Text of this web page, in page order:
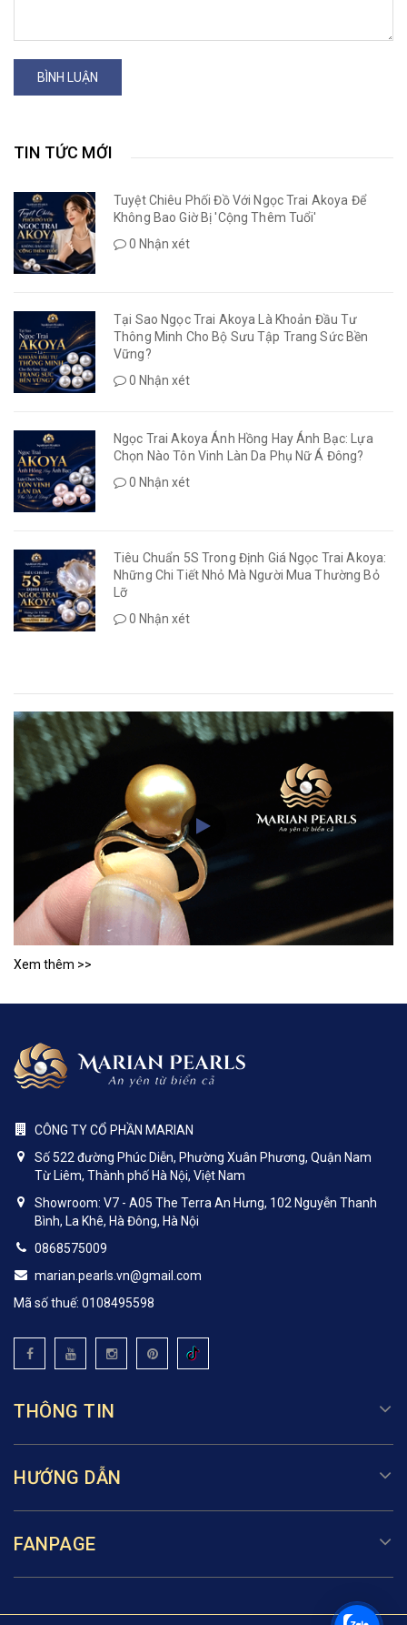
BÌNH LUẬN
TIN TỨC MỚI
Tuyệt Chiêu Phối Đồ Với Ngọc Trai Akoya Để
Không Bao Giờ Bị 'Cộng Thêm Tuổi'
0 Nhận xét
Tại Sao Ngọc Trai Akoya Là Khoản Đầu Tư
Thông Minh Cho Bộ Sưu Tập Trang Sức Bền
Vững?
0 Nhận xét
Ngọc Trai Akoya Ánh Hồng Hay Ánh Bạc: Lựa
Chọn Nào Tôn Vinh Làn Da Phụ Nữ Á Đông?
0 Nhận xét
Tiêu Chuẩn 5S Trong Định Giá Ngọc Trai Akoya:
Những Chi Tiết Nhỏ Mà Người Mua Thường Bỏ
Lỡ
0 Nhận xét
Xem thêm >>
CÔNG TY CỔ PHẦN MARIAN
Số 522 đường Phúc Diễn, Phường Xuân Phương, Quận Nam
Từ Liêm, Thành phố Hà Nội, Việt Nam
Showroom: V7 - A05 The Terra An Hưng, 102 Nguyễn Thanh
Bình, La Khê, Hà Đông, Hà Nội
0868575009
marian.pearls.vn@gmail.com
Mã số thuế: 0108495598
THÔNG TIN
HƯỚNG DẪN
FANPAGE